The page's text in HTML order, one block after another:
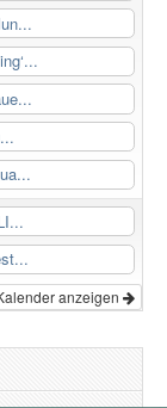
anzeigen